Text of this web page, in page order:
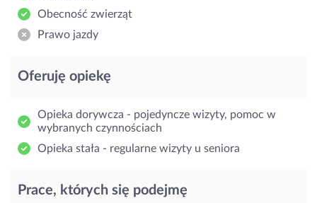
Obecność zwierząt
Prawo jazdy
Oferuję opiekę
Opieka dorywcza - pojedyncze wizyty, pomoc w
wybranych czynnościach
Opieka stała - regularne wizyty u seniora
Prace, których się podejmę